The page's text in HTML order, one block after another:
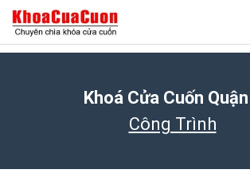
Khoá Cửa Cuốn
Công Trình